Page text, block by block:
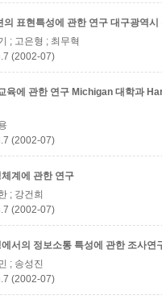
의 표현특성에 관한 연구 대구광역시
; 고은형 ; 최무혁
(2002-07)
육에 관한 연구 Michigan 대학과
(2002-07)
계에 관한 연구
; 강건희
(2002-07)
서의 정보소통 특성에 관한 조사연
; 송성진
(2002-07)